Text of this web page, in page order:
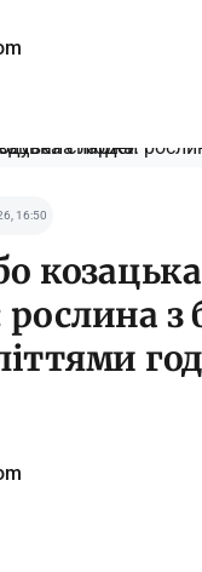
16:50
козацька
з